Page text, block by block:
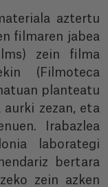
aztertu
filmaren jabea
zein filma
(Filmoteca
planteatu
aurki zezan, eta
Irabazlea
laborategi
bertara
zein azken